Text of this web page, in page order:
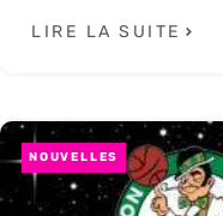
LIRE LA SUITE
NOUVELLES